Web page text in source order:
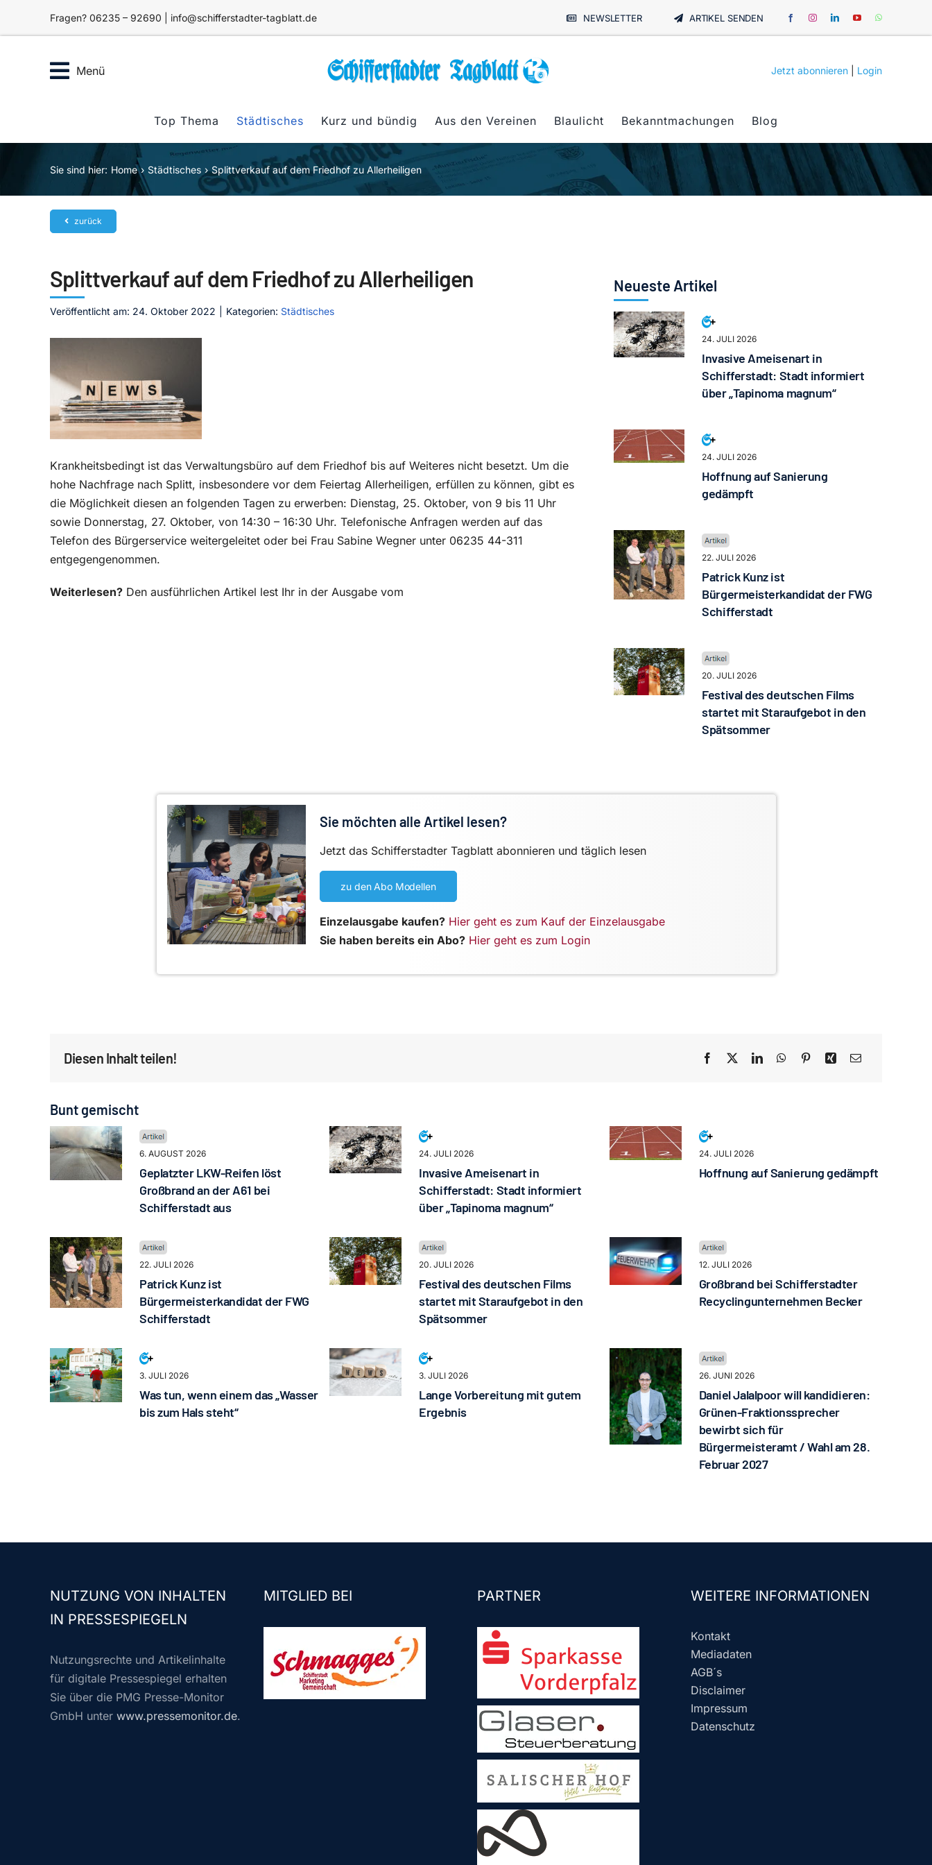
Fragen? 06235 – 92690 | info@schifferstadter-tagblatt.de NEWSLETTER ARTIKEL SENDEN
Menü Jetzt abonnieren Login
Top Thema Städtisches Kurz und bündig Aus den Vereinen Blaulicht Bekanntmachungen Blog
Sie sind hier: Home Städtisches Splittverkauf auf dem Friedhof zu Allerheiligen
zurück
Splittverkauf auf dem Friedhof zu Allerheiligen
Veröffentlicht am: 24. Oktober 2022 Kategorien: Städtisches
Krankheitsbedingt ist das Verwaltungsbüro auf dem Friedhof bis auf Weiteres nicht besetzt. Um die
hohe Nachfrage nach Splitt, insbesondere vor dem Feiertag Allerheiligen, erfüllen zu können, gibt es
die Möglichkeit diesen an folgenden Tagen zu erwerben: Dienstag, 25. Oktober, von 9 bis 11 Uhr
sowie Donnerstag, 27. Oktober, von 14:30 – 16:30 Uhr. Telefonische Anfragen werden auf das
Telefon des Bürgerservice weitergeleitet oder bei Frau Sabine Wegner unter 06235 44-311
entgegengenommen.
Weiterlesen? Den ausführlichen Artikel lest Ihr in der Ausgabe vom
Neueste Artikel
24. JULI 2026
Invasive Ameisenart in
Schifferstadt: Stadt informiert
über „Tapinoma magnum“
24. JULI 2026
Hoffnung auf Sanierung
gedämpft
22. JULI 2026
Patrick Kunz ist
Bürgermeisterkandidat der FWG
Schifferstadt
20. JULI 2026
Festival des deutschen Films
startet mit Staraufgebot in den
Spätsommer
Sie möchten alle Artikel lesen?
Jetzt das Schifferstadter Tagblatt abonnieren und täglich lesen
zu den Abo Modellen
Einzelausgabe kaufen? Hier geht es zum Kauf der Einzelausgabe
Sie haben bereits ein Abo? Hier geht es zum Login
Diesen Inhalt teilen!
Bunt gemischt
6. AUGUST 2026
Geplatzter LKW-Reifen löst
Großbrand an der A61 bei
Schifferstadt aus
24. JULI 2026
Invasive Ameisenart in
Schifferstadt: Stadt informiert
über „Tapinoma magnum“
24. JULI 2026
Hoffnung auf Sanierung gedämpft
22. JULI 2026
Patrick Kunz ist
Bürgermeisterkandidat der FWG
Schifferstadt
20. JULI 2026
Festival des deutschen Films
startet mit Staraufgebot in den
Spätsommer
12. JULI 2026
Großbrand bei Schifferstadter
Recyclingunternehmen Becker
3. JULI 2026
Was tun, wenn einem das „Wasser
bis zum Hals steht“
3. JULI 2026
Lange Vorbereitung mit gutem
Ergebnis
26. JUNI 2026
Daniel Jalalpoor will kandidieren:
Grünen-Fraktionssprecher
bewirbt sich für
Bürgermeisteramt / Wahl am 28.
Februar 2027
NUTZUNG VON INHALTEN
IN PRESSESPIEGELN
Nutzungsrechte und Artikelinhalte
für digitale Pressespiegel erhalten
Sie über die PMG Presse-Monitor
GmbH unter www.pressemonitor.de.
MITGLIED BEI PARTNER WEITERE INFORMATIONEN
Kontakt
Mediadaten
AGB´s
Disclaimer
Impressum
Datenschutz